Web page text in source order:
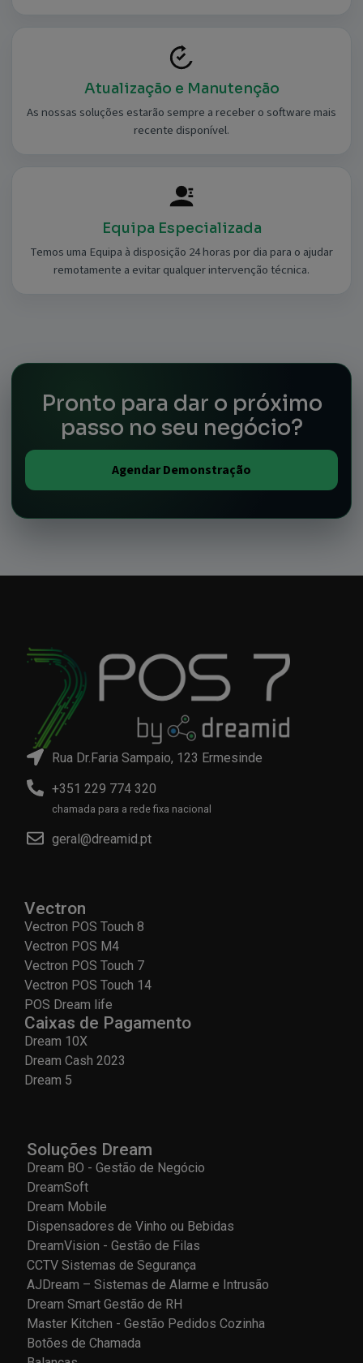
Atualização e Manutenção
As nossas soluções estarão sempre a receber o software mais
recente disponível.
Equipa Especializada
Temos uma Equipa à disposição 24 horas por dia para o ajudar
remotamente a evitar qualquer intervenção técnica.
Pronto para dar o próximo
passo no seu negócio?
Agendar Demonstração
Rua Dr.Faria Sampaio, 123 Ermesinde
+351 229 774 320
chamada para a rede fixa nacional
geral@dreamid.pt
Vectron
Vectron POS Touch 8
Vectron POS M4
Vectron POS Touch 7
Vectron POS Touch 14
POS Dream life
Caixas de Pagamento
Dream 10X
Dream Cash 2023
Dream 5
Soluções Dream
Dream BO - Gestão de Negócio
DreamSoft
Dream Mobile
Dispensadores de Vinho ou Bebidas
DreamVision - Gestão de Filas
CCTV Sistemas de Segurança
AJDream – Sistemas de Alarme e Intrusão
Dream Smart Gestão de RH
Master Kitchen - Gestão Pedidos Cozinha
Botões de Chamada